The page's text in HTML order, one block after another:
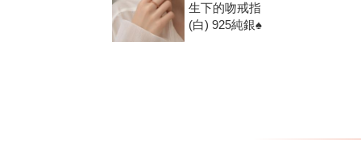
生下的吻戒指
(白) 925純銀♠